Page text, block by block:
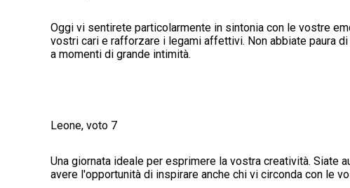
Oggi vi sentirete particolarmente in sintonia con le vostre
vostri cari e rafforzare i legami affettivi. Non abbiate paura
a momenti di grande intimità.
Leone, voto 7
Una giornata ideale per esprimere la vostra creatività. Siate
avere l'opportunità di inspirare anche chi vi circonda con le